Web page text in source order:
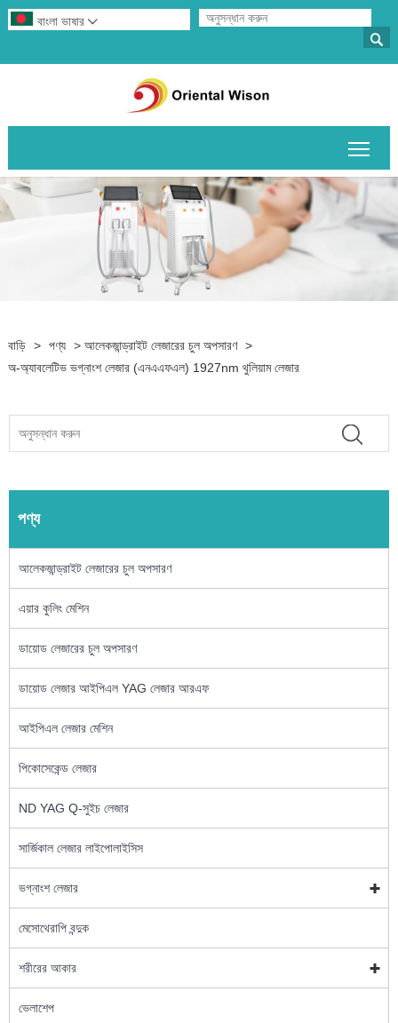

বাংলা ভাষার 
বাড়ি > পণ্য > আলেকজান্ড্রাইট লেজারের চুল অপসারণ >
অ-অ্যাবলেটিভ ভগ্নাংশ লেজার (এনএএফএল) 1927nm থুলিয়াম লেজার
পণ্য
আলেকজান্ড্রাইট লেজারের চুল অপসারণ
এয়ার কুলিং মেশিন
ডায়োড লেজারের চুল অপসারণ
ডায়োড লেজার আইপিএল YAG লেজার আরএফ
আইপিএল লেজার মেশিন
পিকোসেকেন্ড লেজার
ND YAG Q-সুইচ লেজার
সার্জিকাল লেজার লাইপোলাইসিস
ভগ্নাংশ লেজার
মেসোথেরাপি বন্দুক
শরীরের আকার
ভেলাশেপ